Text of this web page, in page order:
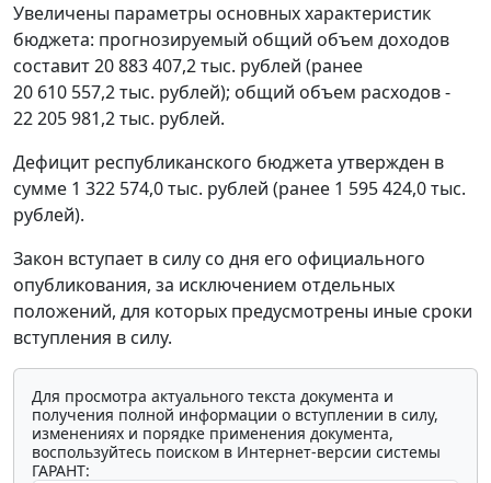
Увеличены параметры основных характеристик
бюджета: прогнозируемый общий объем доходов
составит 20 883 407,2 тыс. рублей (ранее
20 610 557,2 тыс. рублей); общий объем расходов -
22 205 981,2 тыс. рублей.
Дефицит республиканского бюджета утвержден в
сумме 1 322 574,0 тыс. рублей (ранее 1 595 424,0 тыс.
рублей).
Закон вступает в силу со дня его официального
опубликования, за исключением отдельных
положений, для которых предусмотрены иные сроки
вступления в силу.
Для просмотра актуального текста документа и
получения полной информации о вступлении в силу,
изменениях и порядке применения документа,
воспользуйтесь поиском в Интернет-версии системы
ГАРАНТ: